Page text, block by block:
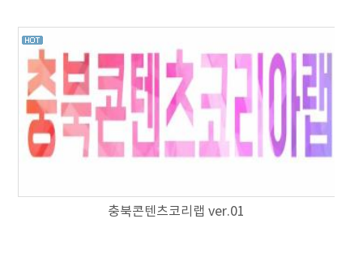
충북콘텐츠코리랩 ver.01